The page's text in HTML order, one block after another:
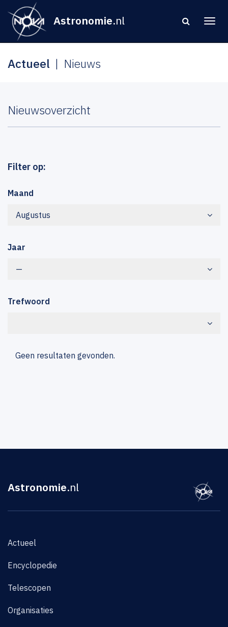
Astronomie.nl
Actueel Nieuws
Nieuwsoverzicht
Filter op:
Maand
Augustus
Jaar
—
Trefwoord
Geen resultaten gevonden.
Astronomie.nl
Actueel
Encyclopedie
Telescopen
Organisaties